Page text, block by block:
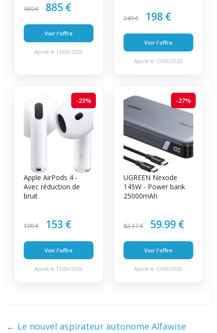
969 € 885 €
Voir l'offre
Ajouté le 13/06/2026
249 € 198 €
Voir l'offre
Ajouté le 13/06/2026
-23%
Apple AirPods 4 -
Avec réduction de
bruit
199 € 153 €
Voir l'offre
Ajouté le 13/06/2026
-27%
UGREEN Nexode
145W - Power bank
25000mAh
82.17 € 59.99 €
Voir l'offre
Ajouté le 13/06/2026
← Le nouvel aspirateur autonome Alfawise